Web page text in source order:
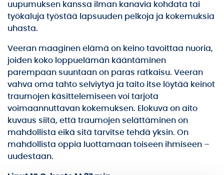
uupumuksen kanssa ilman kanavia kohdata tai
työkaluja työstää lapsuuden pelkoja ja kokemuksia
uhasta.
Veeran maaginen elämä on keino tavoittaa nuoria,
joiden koko loppuelämän kääntäminen
parempaan suuntaan on paras ratkaisu. Veeran
vahva oma tahto selviytyä ja taito itse löytää keinot
traumojen käsittelemiseen voi tarjota
voimaannuttavan kokemuksen. Elokuva on aito
kuvaus siitä, että traumojen selättäminen on
mahdollista eikä sitä tarvitse tehdä yksin. On
mahdollista oppia luottamaan toiseen ihmiseen –
uudestaan.